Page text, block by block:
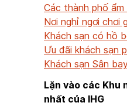
Các thành phố
Nơi nghỉ ngơi chơi
Khách sạn có hồ
Ưu đãi khách sạn
Khách sạn Sân
Lặn vào các Khu
nhất của IHG